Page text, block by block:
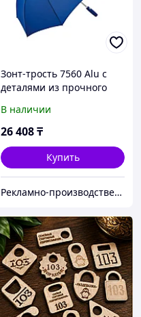
Зонт-трость 7560 Alu с
деталями из прочного
синий
В наличии
26 408₸
Купить
Рекламно-производственная компания «2Ymedia»